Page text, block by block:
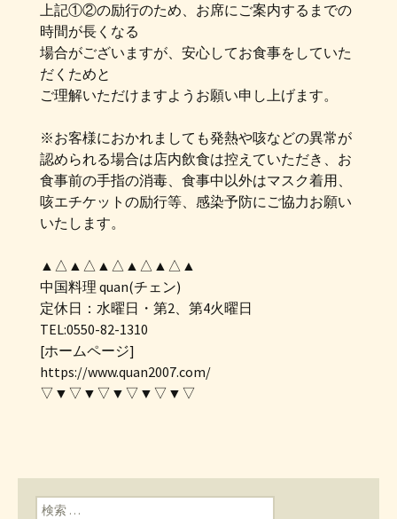
上記①②の励行のため、お席にご案内するまでの
時間が長くなる
場合がございますが、安心してお食事をしていた
だくためと
ご理解いただけますようお願い申し上げます。
※お客様におかれましても発熱や咳などの異常が
認められる場合は店内飲食は控えていただき、お
食事前の手指の消毒、食事中以外はマスク着用、
咳エチケットの励行等、感染予防にご協力お願い
いたします。
▲△▲△▲△▲△▲△▲
中国料理 quan(チェン)
定休日：水曜日・第2、第4火曜日
TEL:0550-82-1310
[ホームページ]
https://www.quan2007.com/
▽▼▽▼▽▼▽▼▽▼▽
検索: